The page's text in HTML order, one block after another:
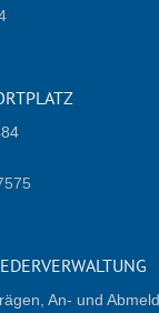
An- und